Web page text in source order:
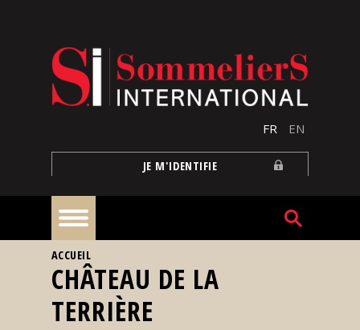
FR EN
JE M'IDENTIFIE
À
la
une
VOUS ÊTES ICI
ACCUEIL
CHÂTEAU DE LA
TERRIÈRE